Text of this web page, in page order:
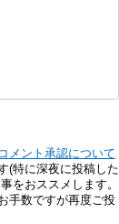
コメント承認について
(特に深夜に投稿した
をおススメします。
手数ですが再度ご投